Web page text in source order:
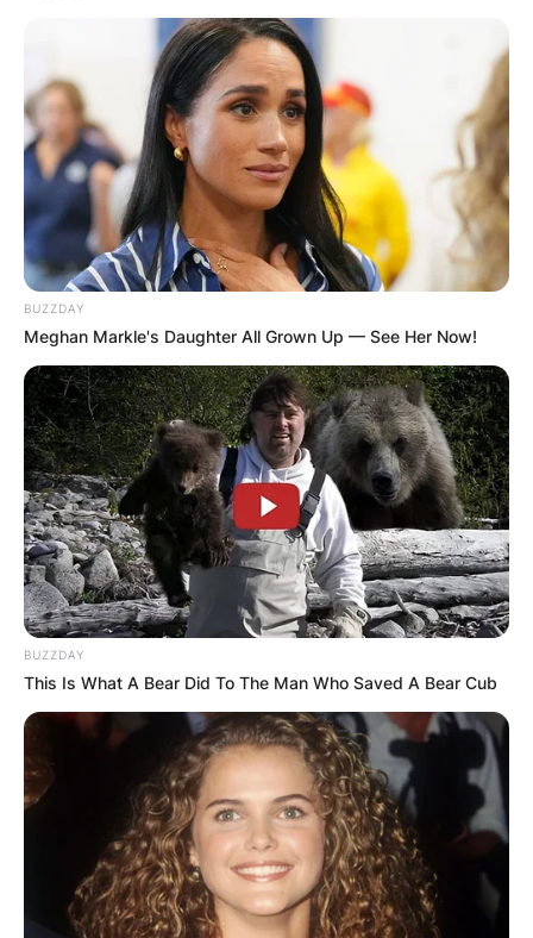
BUZZDAY
Meghan Markle's Daughter All Grown Up — See Her Now!
BUZZDAY
This Is What A Bear Did To The Man Who Saved A Bear Cub